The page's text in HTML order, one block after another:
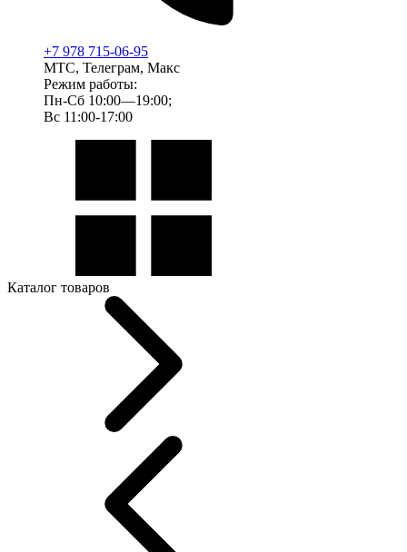
+7 978 715-06-95
МТС, Телеграм, Макс
Режим работы:
Пн-Сб 10:00—19:00;
Вс 11:00-17:00
Каталог товаров